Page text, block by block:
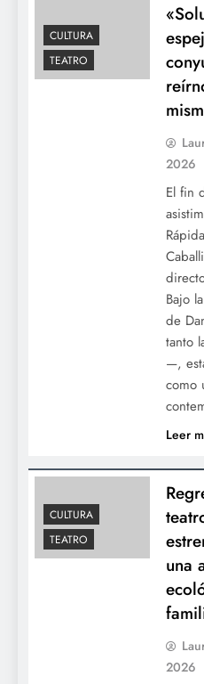
José Luis Espert
junio en la causa por
Los Neuss avanzan
una resolución
los empresarios
privatizaciones de
Endeudarse para
otros USD 5.000
jurisdicción de
CULTURA
TEATRO
2026
El fin
Bajo
de
tanto
—,
como
Leer
CULTURA
TEATRO
una
2026